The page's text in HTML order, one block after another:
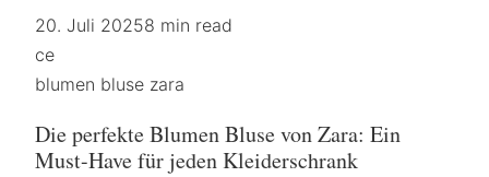
20. Juli 20258 min read
ce
blumen bluse zara
Die perfekte Blumen Bluse von Zara: Ein
Must-Have für jeden Kleiderschrank